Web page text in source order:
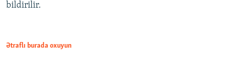
bildirilir.
Ətraflı burada oxuyun